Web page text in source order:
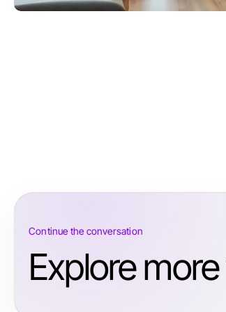
Continue the conversation
Explore